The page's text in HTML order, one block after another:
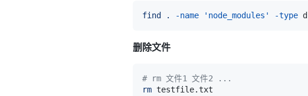
find . -name 'node_modules' -type d
删除文件
# rm 文件1 文件2 ...
rm